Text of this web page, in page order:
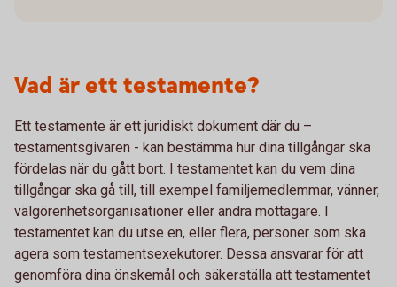
Vad är ett testamente?
Ett testamente är ett juridiskt dokument där du –
testamentsgivaren - kan bestämma hur dina tillgångar ska
fördelas när du gått bort. I testamentet kan du vem dina
tillgångar ska gå till, till exempel familjemedlemmar, vänner,
välgörenhetsorganisationer eller andra mottagare. I
testamentet kan du utse en, eller flera, personer som ska
agera som testamentsexekutorer. Dessa ansvarar för att
genomföra dina önskemål och säkerställa att testamentet